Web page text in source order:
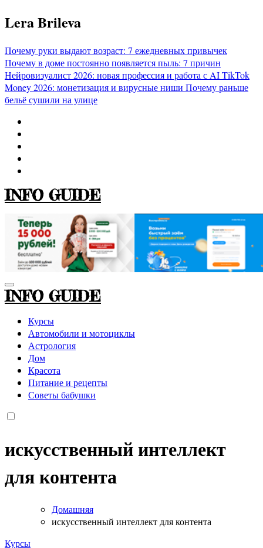
Перейти
к
Lera Brileva
Почему руки выдают возраст: 7 ежедневных привычек
Почему в доме постоянно появляется пыль: 7 причин
Нейровизуалист 2026: новая профессия и работа с AITikTok
Money 2026: монетизация и вирусные ниши Почему раньше
бельё сушили на улице
INFO GUIDE
INFO GUIDE
Курсы
Автомобили и мотоциклы
Астрология
Дом
Красота
Питание и рецепты
Советы бабушки
искусственный интеллект
для контента
Домашняя
искусственный интеллект для контента
Курсы